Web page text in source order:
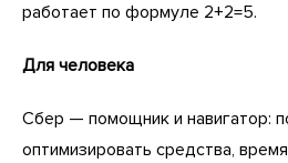
работает по формуле 2+2=5.
Для человека
Сбер — помощник и навигатор:
оптимизировать средства,